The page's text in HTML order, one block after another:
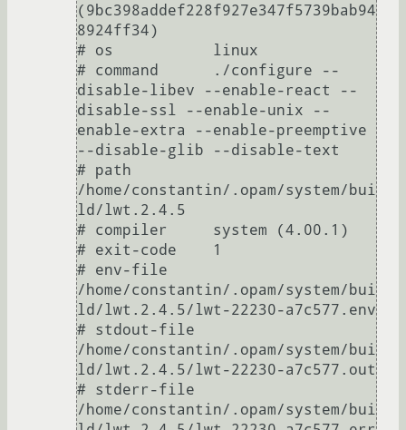
(9bc398addef228f927e347f5739bab94
8924ff34)
# os           linux
# command      ./configure --
disable-libev --enable-react --
disable-ssl --enable-unix --
enable-extra --enable-preemptive
--disable-glib --disable-text
# path
/home/constantin/.opam/system/bui
ld/lwt.2.4.5
# compiler     system (4.00.1)
# exit-code    1
# env-file
/home/constantin/.opam/system/bui
ld/lwt.2.4.5/lwt-22230-a7c577.env
# stdout-file
/home/constantin/.opam/system/bui
ld/lwt.2.4.5/lwt-22230-a7c577.out
# stderr-file
/home/constantin/.opam/system/bui